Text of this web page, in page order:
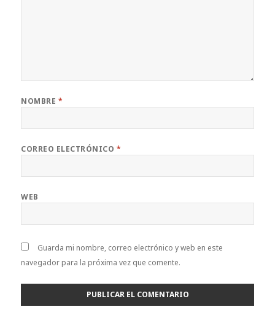
NOMBRE *
CORREO ELECTRÓNICO *
WEB
Guarda mi nombre, correo electrónico y web en este
navegador para la próxima vez que comente.